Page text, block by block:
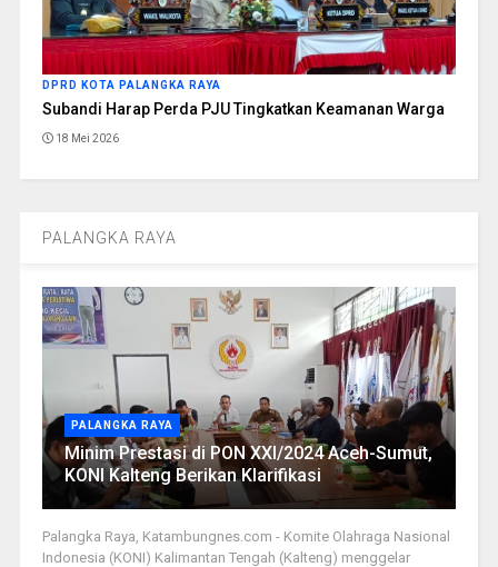
DPRD KOTA PALANGKA RAYA
Subandi Harap Perda PJU Tingkatkan Keamanan Warga
18 Mei 2026
PALANGKA RAYA
PALANGKA RAYA
Minim Prestasi di PON XXI/2024 Aceh-Sumut,
KONI Kalteng Berikan Klarifikasi
Palangka Raya, Katambungnes.com - Komite Olahraga Nasional
Indonesia (KONI) Kalimantan Tengah (Kalteng) menggelar